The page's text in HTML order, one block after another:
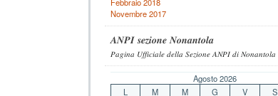
Novembre 2017
𝑨𝑵𝑷𝑰 𝒔𝒆𝒛𝒊𝒐𝒏𝒆 𝑵𝒐𝒏𝒂𝒏𝒕𝒐𝒍𝒂
𝑃𝑎𝑔𝑖𝑛𝑎 𝑈𝑓𝑓𝑖𝑐𝑖𝑎𝑙𝑒 𝑑𝑒𝑙𝑙𝑎 𝑆𝑒𝑧𝑖𝑜𝑛𝑒 𝐴𝑁𝑃𝐼 𝑑𝑖 𝑁𝑜𝑛𝑎𝑛𝑡𝑜𝑙𝑎
Agosto 2026
L
M M G V S